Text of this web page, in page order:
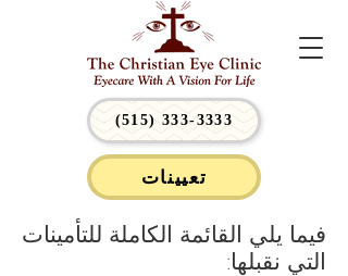
(515) 333-3333
تعيينات
فيما يلي القائمة الكاملة للتأمينات
التي نقبلها: